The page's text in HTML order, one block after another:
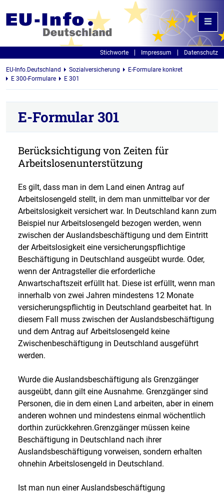
Stichworte Impressum Datenschutz
EU-Info.Deutschland Sozialversicherung
E-Formulare konkret
E 300-Formulare
E 301
E-Formular 301
Berücksichtigung von Zeiten für
Arbeitslosenunterstützung
Es gilt, dass man in dem Land einen Antrag auf
Arbeitslosengeld stellt, in dem man unmittelbar vor der
Arbeitslosigkeit versichert war. In Deutschland kann zum
Beispiel nur Arbeitslosengeld bezogen werden, wenn
zwischen der Auslandsbeschäftigung und dem Eintritt
der Arbeitslosigkeit eine versicherungspflichtige
Beschäftigung in Deutschland ausgeübt wurde. Oder,
wenn der Antragsteller die erforderliche
Anwartschaftszeit erfüllt hat. Diese ist erfüllt, wenn man
innerhalb von zwei Jahren mindestens 12 Monate
versicherungspflichtig in Deutschland gearbeitet hat. In
diesem Fall muss zwischen der Auslandsbeschäftigung
und dem Antrag auf Arbeitslosengeld keine
Zwischenbeschäftigung in Deutschland ausgeführt
werden.
Wurde die Auslandsbeschäftigung als Grenzgänger
ausgeübt, dann gilt eine Ausnahme. Grenzgänger sind
Personen, die in dem einen Land arbeiten, aber in einem
anderen wohnen und mindestens einmal wöchentlich
dorthin zurückkehren.Grenzgänger müssen keine
Beschäftigung in Deutschland nach ihrer
Auslandsbeschäftigung vorweisen, sondern erhalten
ohnehin Arbeitslosengeld in Deutschland.
Ist man nun einer Auslandsbeschäftigung